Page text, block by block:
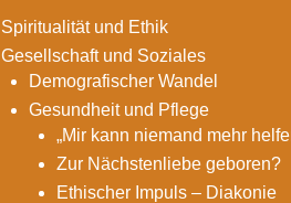
Spiritualität und Ethik
Gesellschaft und Soziales
Demografischer Wandel
Gesundheit und Pflege
„Mir kann niemand mehr
Zur Nächstenliebe geboren?
Ethischer Impuls – Diakonie